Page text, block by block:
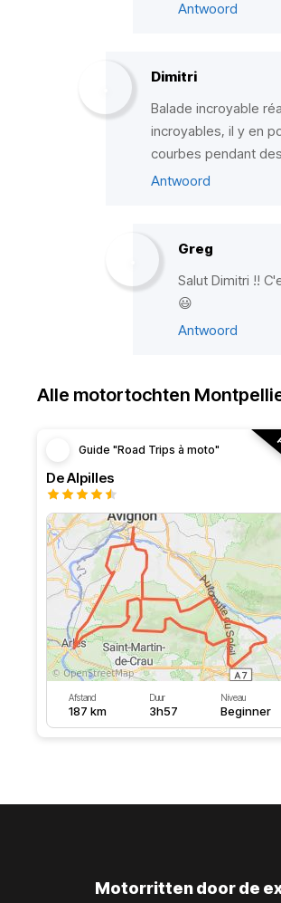
Antwoord
Dimitri
Balade incroyable
incroyables, il y en
courbes pendant
Antwoord
Greg
Salut Dimitri !!
😃
Antwoord
Alle motortochten
Guide "Road Trips à moto"
De Alpilles
Afstand
187 km
Duur
3h57
Niveau
Beginner
Motorritten door de